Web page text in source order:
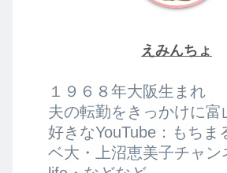
えみんちょ
１９６８年大阪生まれ
夫の転勤をきっかけに富
好きなYouTube：もちま
ベ大・上沼恵美子チャン